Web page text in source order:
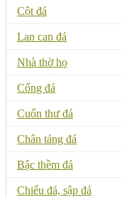
Cột đá
Lan can đá
Nhà thờ họ
Cổng đá
Cuốn thư đá
Chân tảng đá
Bậc thềm đá
Chiếu đá, sập đá